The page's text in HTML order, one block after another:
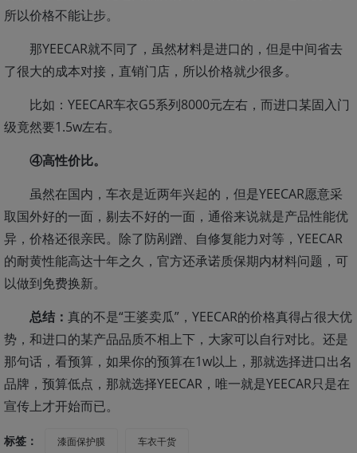
所以价格不能让步。
那YEECAR就不同了，虽然材料是进口的，但是中间省去
了很大的成本对接，直销门店，所以价格就少很多。
比如：YEECAR车衣G5系列8000元左右，而进口某固入门
级竟然要1.5w左右。
④高性价比。
虽然在国内，车衣是近两年兴起的，但是YEECAR愿意采
取国外好的一面，剔去不好的一面，通俗来说就是产品性能优
异，价格还很亲民。除了防剐蹭、自修复能力对等，YEECAR
的耐黄性能高达十年之久，官方还承诺质保期内材料问题，可
以做到免费换新。
总结： 真的不是“王婆卖瓜”，YEECAR的价格真得占很大优
势，和进口的某产品品质不相上下，大家可以自行对比。还是
那句话，看预算，如果你的预算在1w以上，那就选择进口出名
品牌，预算低点，那就选择YEECAR，唯一就是YEECAR只是在
宣传上才开始而已。
标签： 漆面保护膜 车衣干货